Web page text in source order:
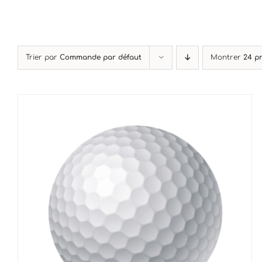
Trier par Commande par défaut Montrer 24